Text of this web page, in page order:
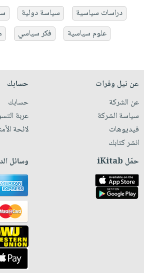
دراسات سياسية
سياسة دولية
علوم سياسية
فكر سياسي
عن نيل وفرات
عن الشركة
سياسة الشركة
فيديوهات
انشر كتابك
حسابك
حسابك
عربة
لائحة
حمّل iKitab وسائل